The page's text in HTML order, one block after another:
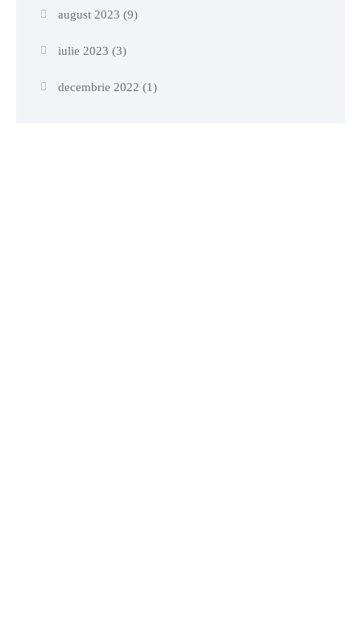
august 2023 (9)
iulie 2023 (3)
decembrie 2022 (1)